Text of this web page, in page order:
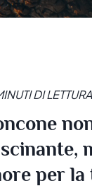
DI LETTURA
per la